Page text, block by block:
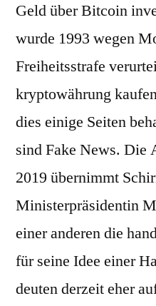
Geld über Bitcoin
wurde 1993 wegen
Freiheitsstrafe
kryptowährung
dies einige Seiten
sind Fake News. Die
2019 übernimmt
Ministerpräsidentin
einer anderen die
für seine Idee einer
deuten derzeit eher